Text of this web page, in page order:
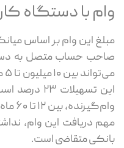
وام با دستگاه
صاحب حساب متصل به
این
مهم دریافت این وام،
بانکی متقاضی است.